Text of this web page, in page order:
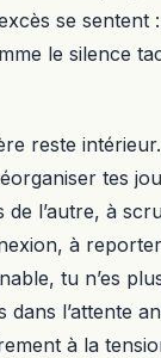
se sentent
le silence
reste
tes
de l’autre, à
à
tu n’es
dans l’attente
à la